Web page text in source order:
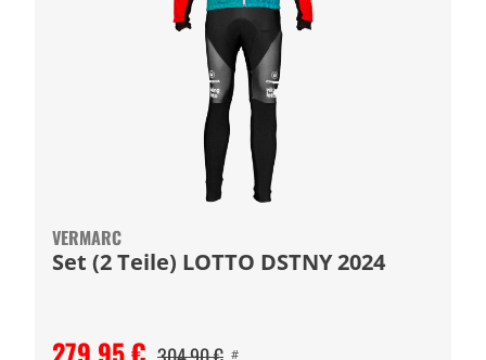
VERMARC
Set (2 Teile) LOTTO DSTNY 2024
#